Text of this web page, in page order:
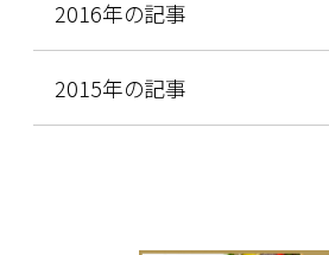
2016年の記事
2015年の記事